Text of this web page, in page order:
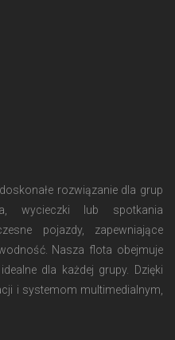
rozwiązanie dla grup
wycieczki lub spotkania
pojazdy, zapewniające
Nasza flota obejmuje
dla każdej grupy. Dzięki
i systemom multimedialnym,